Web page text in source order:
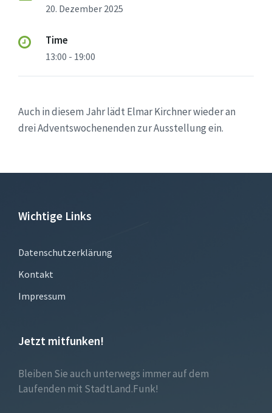
20. Dezember 2025
Time
13:00 - 19:00
Auch in diesem Jahr lädt Elmar Kirchner wieder an
drei Adventswochenenden zur Ausstellung ein.
Wichtige Links
Datenschutzerklärung
Kontakt
Impressum
Jetzt mitfunken!
Bleiben Sie auch unterwegs immer auf dem
Laufenden mit StadtLand.Funk!